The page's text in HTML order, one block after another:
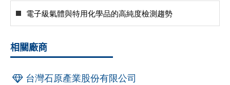
電子級氣體與特用化學品的高純度檢測趨勢
相關廠商
台灣石原產業股份有限公司